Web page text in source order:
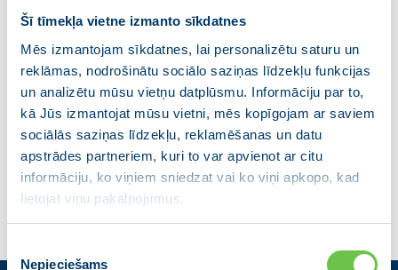
Šī tīmekļa vietne izmanto sīkdatnes
Mēs izmantojam sīkdatnes, lai personalizētu saturu un
reklāmas, nodrošinātu sociālo saziņas līdzekļu funkcijas
un analizētu mūsu vietņu datplūsmu. Informāciju par to,
kā Jūs izmantojat mūsu vietni, mēs kopīgojam ar saviem
sociālās saziņas līdzekļu, reklamēšanas un datu
apstrādes partneriem, kuri to var apvienot ar citu
informāciju, ko viņiem sniedzat vai ko viņi apkopo, kad
lietojat viņu pakalpojumus.
Nepieciešams
Astrīda Harju
Smiltenes novada domes priekšsēdētāja
vietniece